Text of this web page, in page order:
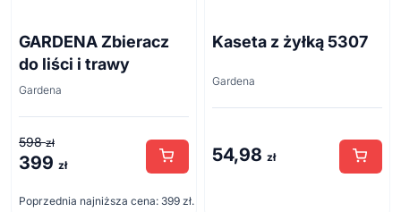
Kanalizacja Zewnętrzna
Materiały siewne
Meble i akcesoria turystyczne
Na szkodniki
GARDENA Zbieracz
do liści i trawy
Gardena
598zł
Pierwotna
wynosiła:
399 zł
Aktualna
wynosi:
Poprzednia najniższa cena: 399 zł.
Kaseta z żyłką 5307
Gardena
54,98 zł